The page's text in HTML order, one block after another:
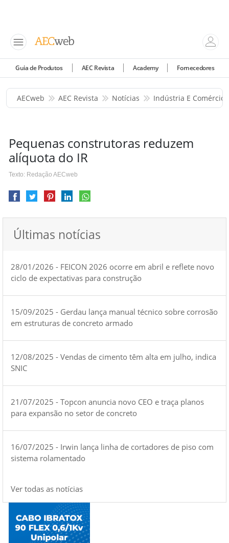
Guia de Produtos AEC Revista Academy Fornecedores
AECweb AEC Revista Notícias Indústria E Comércio
Pequenas construtoras reduzem
alíquota do IR
Texto: Redação AECweb
Últimas notícias
28/01/2026 - FEICON 2026 ocorre em abril e reflete novo
ciclo de expectativas para construção
15/09/2025 - Gerdau lança manual técnico sobre corrosão
em estruturas de concreto armado
12/08/2025 - Vendas de cimento têm alta em julho, indica
SNIC
21/07/2025 - Topcon anuncia novo CEO e traça planos
para expansão no setor de concreto
16/07/2025 - Irwin lança linha de cortadores de piso com
sistema rolamentado
Ver todas as notícias